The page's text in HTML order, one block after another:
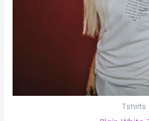
Tshirts